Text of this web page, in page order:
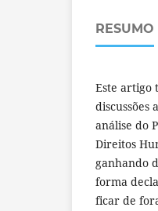
RESUMO
Este artigo
discussões
análise do
Direitos
ganhando
forma
ficar de